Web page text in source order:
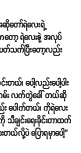
ဆိုတော်ရဲလေးရဲ့
တော့ ရဲလေးနဲ့ အလုပ်
တ်သက်ပြီးတော့လည်း
ယ်၊ ပေါ့လည်းပေါ့ပါး
း လက်တွဲခေါ် တယ်ဆို
း ပေါက်တယ်၊ ကိုရဲလေး
ျင်းရေးခိုင်းတာထက်
ပဲ ပြောရမှာပေါ့''